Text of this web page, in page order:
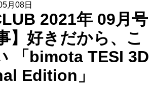
月08日
2021年 09月号
】好きだから、こ
「bimota TESI 3D
Edition」